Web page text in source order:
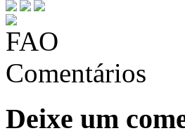
Comentários
Deixe um